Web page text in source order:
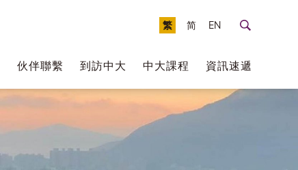
EN
繁 简
伙伴聯繫 到訪中大 中大課程 資訊速遞